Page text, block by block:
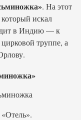
. На этот
который искал
в Индию — к
труппе, а